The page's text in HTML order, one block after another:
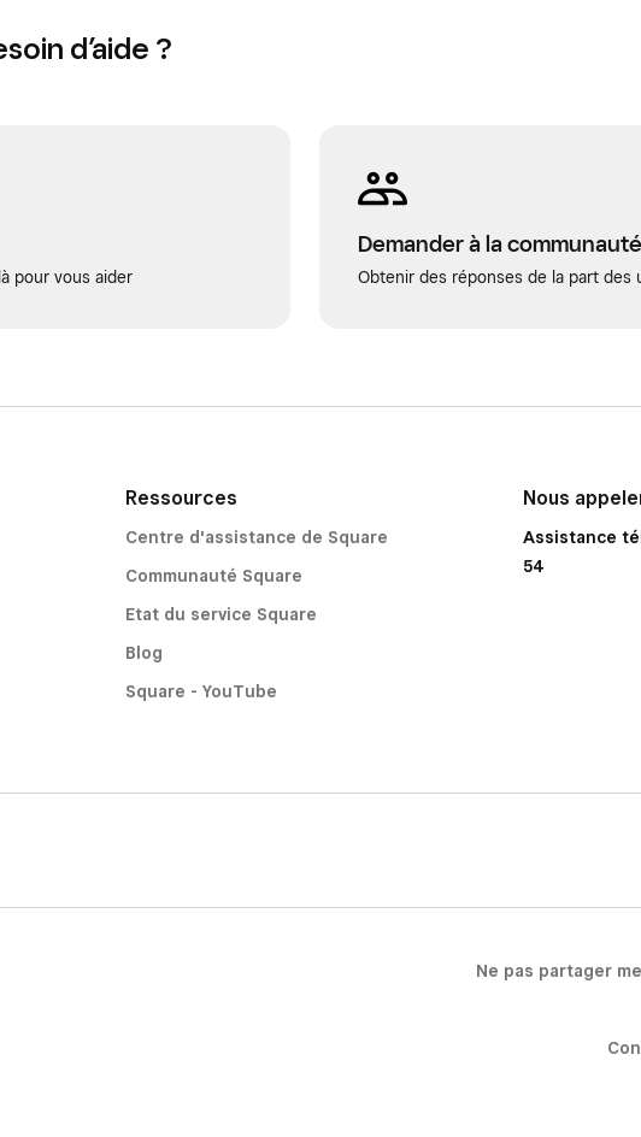
d’aide ?
pour vous aider
Demander à la communauté
Obtenir des réponses de la part des
Ressources
Centre d'assistance de Square
Communauté Square
Etat du service Square
Blog
Square - YouTube
Nous
Assistance
54
Ne pas partager